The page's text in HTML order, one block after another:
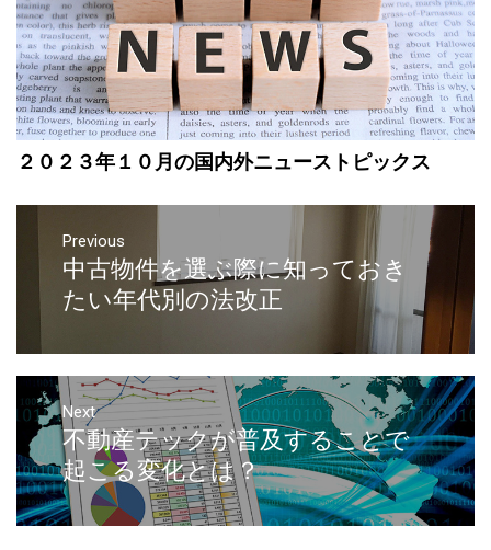
２０２３年１０月の国内外ニューストピックス
Previous
中古物件を選ぶ際に知っておき
たい年代別の法改正
Next
不動産テックが普及することで
起こる変化とは？